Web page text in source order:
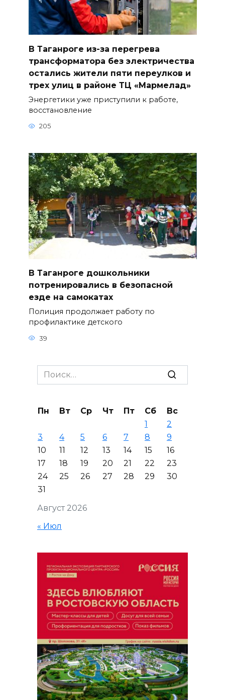
В Таганроге из-за перегрева
трансформатора без электричества
остались жители пяти переулков и
трех улиц в районе ТЦ «Мармелад»
Энергетики уже приступили к работе,
восстановление
205
В Таганроге дошкольники
потренировались в безопасной
езде на самокатах
Полиция продолжает работу по
профилактике детского
39
Search
for:
Август 2026
Пн Вт Ср Чт Пт Сб
Вс
1
2
3
4 5 6 7 8
9
10
11 12 13 14 15
16
17
18 19 20 21 22
23
24
25 26 27 28 29
30
31
« Июл